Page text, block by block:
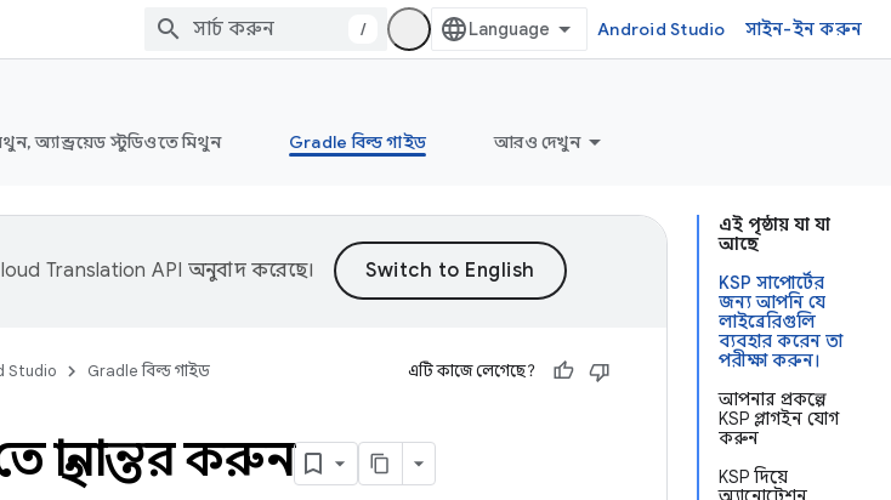
/ Android Studio সাইন-ইন করুন
অ্যান্ড্রয়েড স্টুডিওতে মিথুন Gradle বিল্ড গাইড আরও দেখুন
এই পৃষ্ঠায় যা যা
আছে
KSP সাপোর্টের
জন্য আপনি যে
লাইব্রেরিগুলি
ব্যবহার করেন তা
পরীক্ষা করুন।
আপনার প্রকল্পে
KSP প্লাগইন যোগ
করুন
KSP দিয়ে
Translation API অনুবাদ করেছে।
Studio Gradle বিল্ড গাইড এটি কাজে লেগেছে?
স্থানান্তর করুন